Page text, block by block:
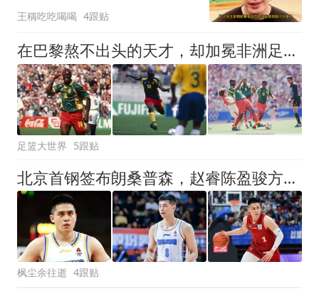
王稱吃吃喝喝 4跟贴
在巴黎熬不出头的天才，却加冕非洲足球先生，还成为游戏中的神锋
足篮大世界 5跟贴
北京首钢签布朗桑普森，赵睿陈盈骏方硕或离队
枫尘余往逝 4跟贴